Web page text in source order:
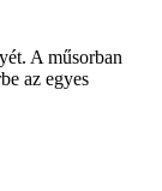
A műsorban
az egyes